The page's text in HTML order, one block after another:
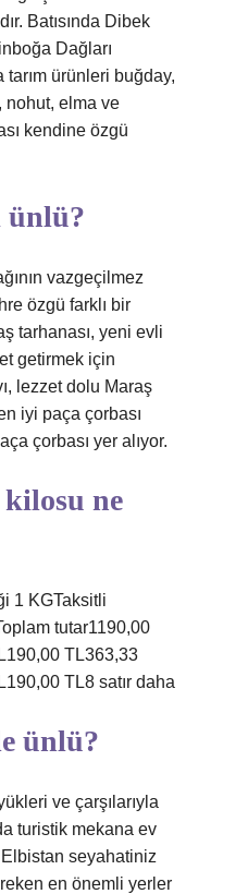
Batısında Dibek
Dağları
tarım ürünleri buğday,
nohut, elma ve
kendine özgü
ünlü?
vazgeçilmez
özgü farklı bir
tarhanası, yeni evli
getirmek için
lezzet dolu Maraş
iyi paça çorbası
çorbası yer alıyor.
ne
1 KGTaksitli
tutar1190,00
TL363,33
TL8 satır daha
ünlü?
ve çarşılarıyla
turistik mekana ev
seyahatiniz
en önemli yerler